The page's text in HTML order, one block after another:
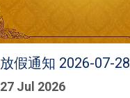
放假通知 2026-07-28
27 Jul 2026